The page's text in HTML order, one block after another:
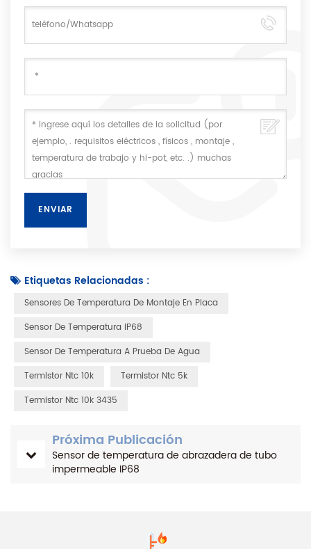
Etiquetas Relacionadas :
Sensores De Temperatura De Montaje En Placa
Sensor De Temperatura IP68
Sensor De Temperatura A Prueba De Agua
Termistor Ntc 10k
Termistor Ntc 5k
Termistor Ntc 10k 3435
Próxima Publicación
Sensor de temperatura de abrazadera de tubo
impermeable IP68